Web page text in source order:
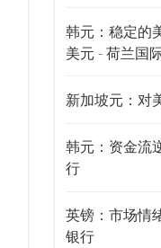
韩元：稳定的
美元 - 荷兰国
新加坡元：对
韩元：资金流
行
英镑：市场情
银行